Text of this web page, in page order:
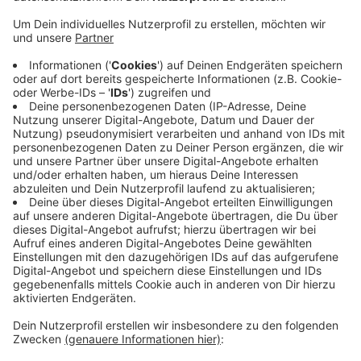
Anzeige
In Moers-Meerbeck gibt es ab heute eine neue große
Baustelle. Auf der Bismarckstraße werden die Kanäle
saniert. Darum muss das Stück hinter dem
Bahnübergang an der "Glück-auf-Schranke" einseitig
gesperrt werden. Die Bismarckstraße wird dort zur
Einbahnstraße in Richtung Meerbeck. Die Arbeiten
dauern etwa drei Monate. In dieser Zeit kann man den
Bahnübergang Richtung Innenstadt nicht passieren.
Eine Umleitung führt über die Römer- und die
Homberger Straße.
Anzeige